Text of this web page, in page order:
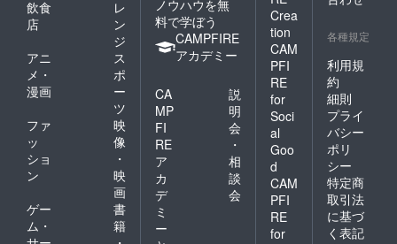
飲食
店
レ
ン
ジ
アニ
メ・
漫画
ス
ポ
ー
ツ
ファ
ッ
ショ
ン
映
像
・
映
画
ゲー
ム・
書
籍
ノウハウを無
料で学ぼう
CAMPFIRE
アカデミー
CA
MP
FI
RE
ア
カ
デ
ミ
ー
説
明
会
・
相
談
会
Crea
tion
CAM
PFI
RE
for
Soci
al
Goo
d
CAM
PFI
RE
for
各種規定
利用規
約
細則
プライ
バシー
ポリ
シー
特定商
取引法
に基づ
く表記